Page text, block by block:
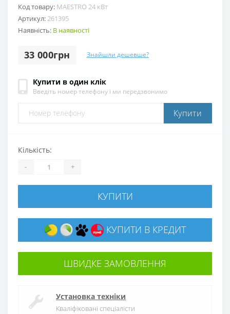
Код товару: MAESTRO 24 кВт
Артикул: 261395
Наявність: В наявності
33 000грн Знайшли дешевше?
Купити в один клік
Введіть номер телефону і ми передзвонимо
Купити
Кількість:
- +
КУПИТИ
КУПИТИ В КРЕДИТ
ШВИДКЕ ЗАМОВЛЕННЯ
Установка техніки
Кваліфіковані спеціалісти